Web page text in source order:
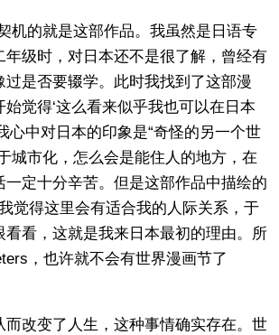
机的就是这部作品。我虽然是日语专
年级时，对日本还不是很了解，曾经有
过是否要辍学。此时我找到了这部漫
觉得‘这么看来似乎我也可以在日本
心中对日本的印象是“奇怪的另一个世
城市化，怎么会是能住人的地方，在
一定十分辛苦。但是这部作品中描绘的
觉得这里会有适合我的人际关系，于
看看，这就是我来日本最初的理由。所
，也许就不会有世界漫画节了
而改变了人生，这种事情确实存在。世